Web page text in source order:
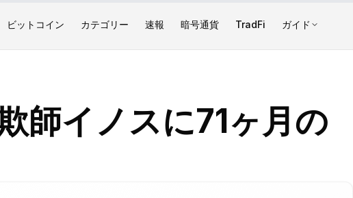
ビットコイン カテゴリー 速報 暗号通貨 TradFi ガイド
師イノスに71ヶ月の